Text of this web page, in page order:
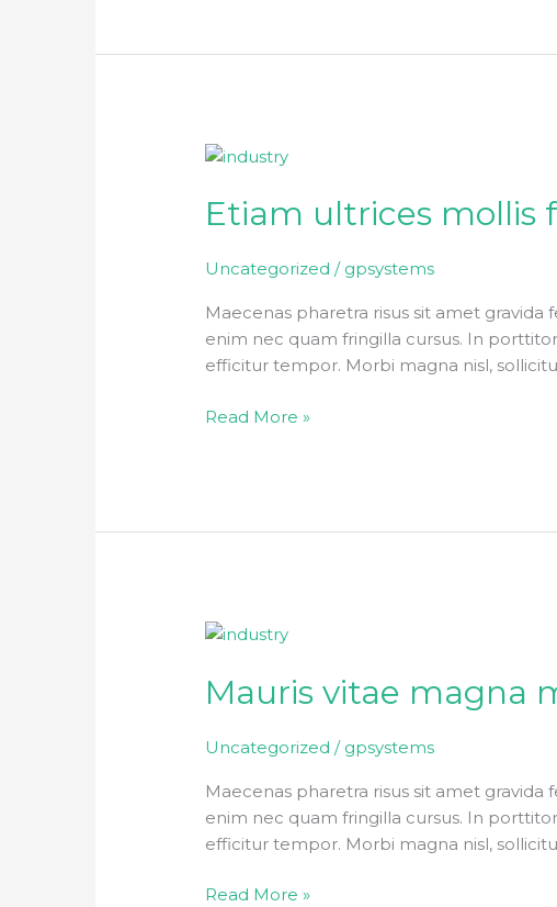
Etiam ultrices mollis
Uncategorized / gpsystems
Maecenas pharetra risus sit amet
enim nec quam fringilla cursus. In
efficitur tempor. Morbi magna nisl,
Etiam
mollis
Read More »
Mauris vitae magna
Uncategorized / gpsystems
Maecenas pharetra risus sit amet
enim nec quam fringilla cursus. In
efficitur tempor. Morbi magna nisl,
Mauris
magna
maximus
Read More »